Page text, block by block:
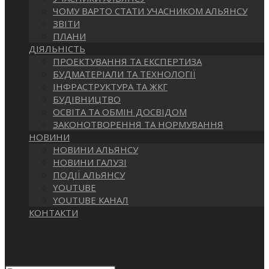
САЙТІ
ЧОМУ ВАРТО СТАТИ УЧАСНИКОМ АЛЬЯНСУ
ЗВІТИ
ПЛАНИ
ДІЯЛЬНІСТЬ
ПРОЕКТУВАННЯ ТА ЕКСПЕРТИЗА
БУДМАТЕРІАЛИ ТА ТЕХНОЛОГІЇ
ІНФРАСТРУКТУРА ТА ЖКГ
БУДІВНИЦТВО
ОСВІТА ТА ОБМІН ДОСВІДОМ
ЗАКОНОТВОРЕННЯ ТА НОРМУВАННЯ
НОВИНИ
НОВИНИ АЛЬЯНСУ
НОВИНИ ГАЛУЗІ
ПОДІЇ АЛЬЯНСУ
YOUTUBE
YOUTUBE КАНАЛ
КОНТАКТИ